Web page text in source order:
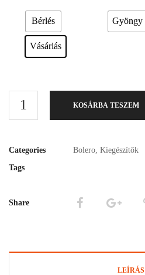
Bérlés
Vásárlás
Gyöngy
KOSÁRBA TESZEM
Categories Bolero Kiegészítők
Tags
Share
LEÍRÁS